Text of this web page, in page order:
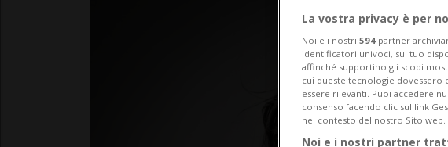
La vostra privacy è per
Noi e i nostri 594 partner
identificatori univoci, sul tuo
affinché supportino gli scopi
cui queste tecnologie dovessero
essere rilevanti. Puoi accedere
consenso facendo clic sul link
nel contesto del nostro Sito
Noi e i nostri partner